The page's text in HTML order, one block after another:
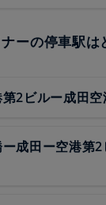
ーの停車駅は
2ビルー成田空
成田ー空港第